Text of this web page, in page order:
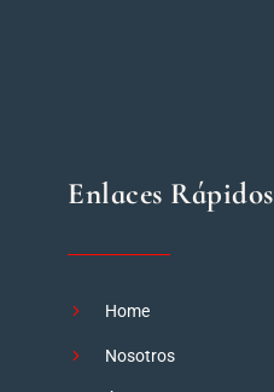
Enlaces Rápidos
Home
Nosotros